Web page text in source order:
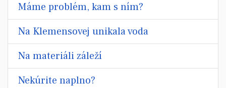
Máme problém, kam s ním?
Na Klemensovej unikala voda
Na materiáli záleží
Nekúrite naplno?